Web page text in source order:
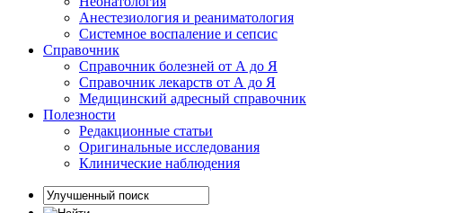
Анестезиология и реаниматология
Системное воспаление и сепсис
Справочник
Справочник болезней от А до Я
Справочник лекарств от А до Я
Медицинский адресный справочник
Полезности
Редакционные статьи
Оригинальные исследования
Клинические наблюдения